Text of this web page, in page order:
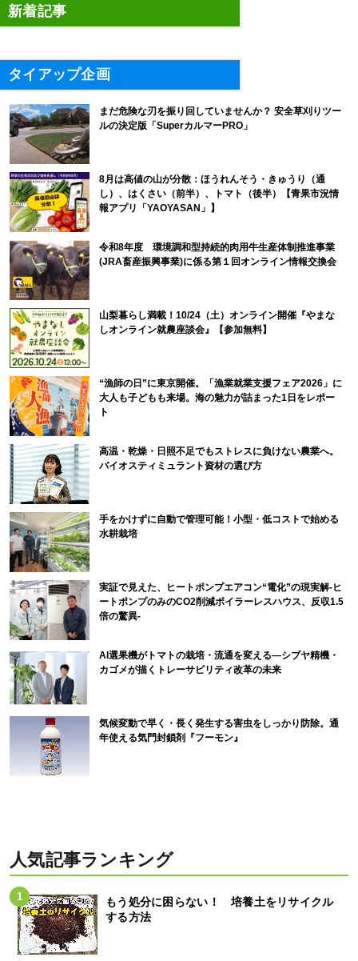
新着記事
タイアップ企画
まだ危険な刃を振り回していませんか？ 安全草刈りツー
ルの決定版「SuperカルマーPRO」
8月は高値の山が分散：ほうれんそう・きゅうり（通
し）、はくさい（前半）、トマト（後半）【青果市況情
報アプリ「YAOYASAN」】
令和8年度 環境調和型持続的肉用牛生産体制推進事業
(JRA畜産振興事業)に係る第１回オンライン情報交換会
山梨暮らし満載！10/24（土）オンライン開催『やまな
しオンライン就農座談会』【参加無料】
“漁師の日”に東京開催。「漁業就業支援フェア2026」に
大人も子どもも来場。海の魅力が詰まった1日をレポー
ト
高温・乾燥・日照不足でもストレスに負けない農業へ。
バイオスティミュラント資材の選び方
手をかけずに自動で管理可能！小型・低コストで始める
水耕栽培
実証で見えた、ヒートポンプエアコン“電化”の現実解-ヒ
ートポンプのみのCO2削減ボイラーレスハウス、反収1.5
倍の驚異-
AI選果機がトマトの栽培・流通を変える―シブヤ精機・
カゴメが描くトレーサビリティ改革の未来
気候変動で早く・長く発生する害虫をしっかり防除。通
年使える気門封鎖剤『フーモン』
人気記事ランキング
もう処分に困らない！ 培養土をリサイクル
する方法